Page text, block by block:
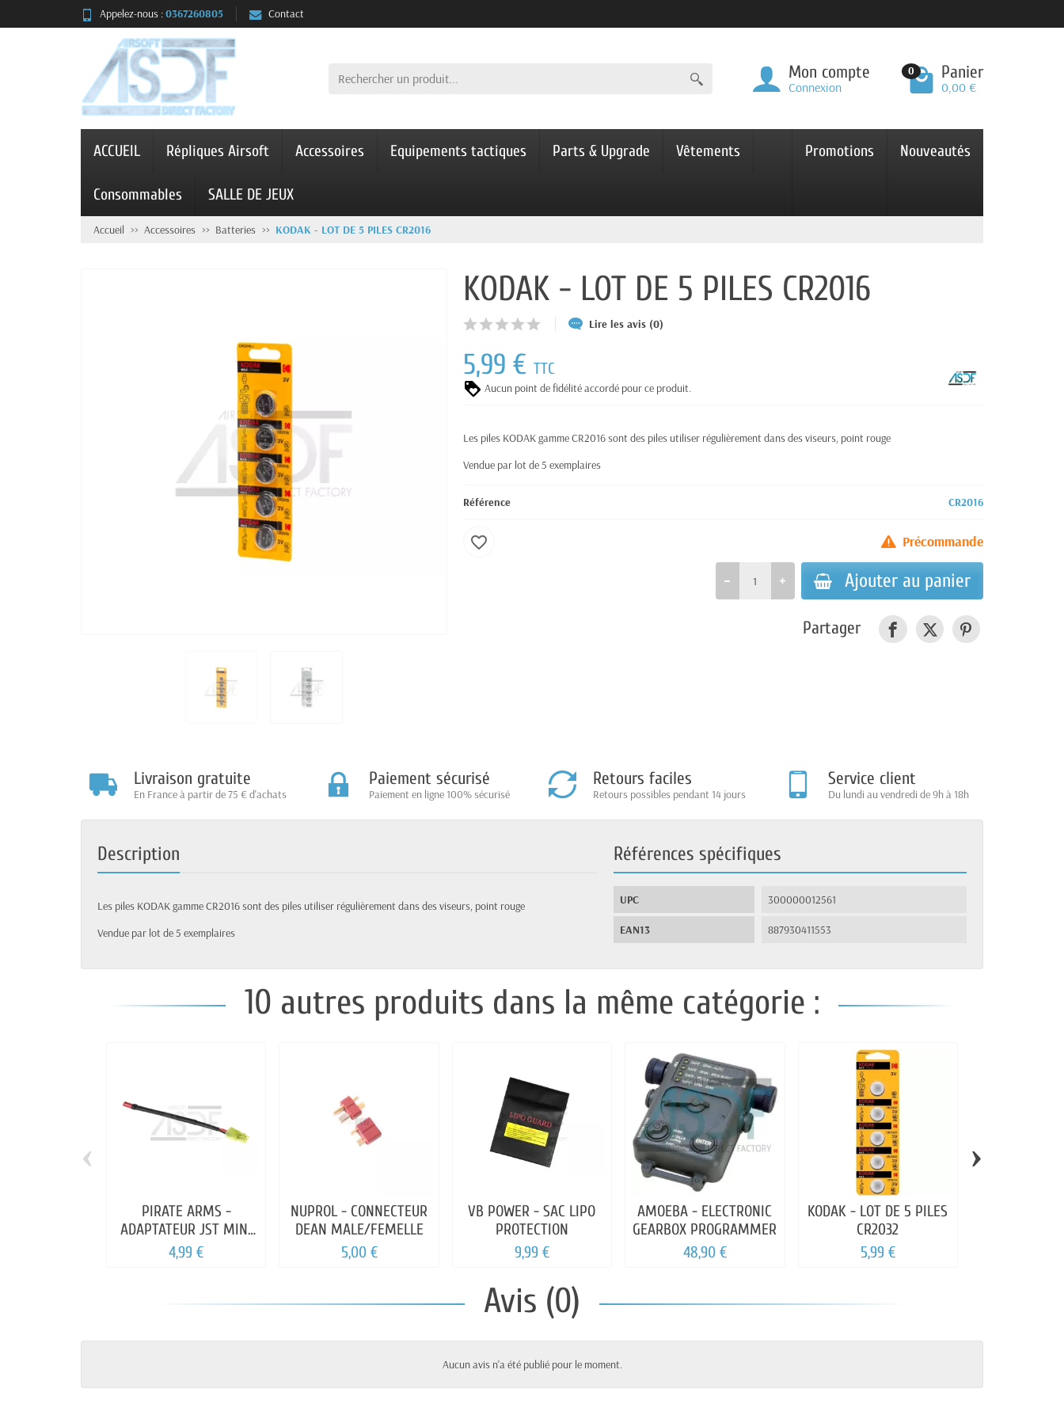
Appelez-nous :0367260805 Contact
Mon compte
Connexion
0 Panier
0,00 €
ACCUEIL Répliques Airsoft Accessoires Equipements tactiques Parts & Upgrade Vêtements
Consommables SALLE DE JEUX
Promotions Nouveautés
Accueil Accessoires Batteries KODAK - LOT DE 5 PILES CR2016
KODAK - LOT DE 5 PILES CR2016
Lire les avis (0)
5,99 €TTC
Aucun point de fidélité accordé pour ce produit.
Les piles KODAK gamme CR2016 sont des piles utiliser régulièrement dans des viseurs, point rouge
Vendue par lot de 5 exemplaires
Référence CR2016
Précommande
Ajouter au panier
favorite_border
Partager
Livraison gratuite
En France à partir de 75 € d'achats
Paiement sécurisé
Paiement en ligne 100% sécurisé
Retours faciles
Retours possibles pendant 14 jours
Service client
Du lundi au vendredi de 9h à 18h
Description
Les piles KODAK gamme CR2016 sont des piles utiliser régulièrement dans des viseurs, point rouge
Vendue par lot de 5 exemplaires
Références spécifiques
UPC 300000012561
EAN13 887930411553
10 autres produits dans la même catégorie :
PIRATE ARMS -
ADAPTATEUR JST MINI
TAMYA
4,99 €
NUPROL - CONNECTEUR
DEAN MALE/FEMELLE
5,00 €
VB POWER - SAC LIPO
PROTECTION
9,99 €
AMOEBA - ELECTRONIC
GEARBOX PROGRAMMER
48,90 €
KODAK - LOT DE 5 PILES
CR2032
5,99 €
‹ ›
Avis (0)
Aucun avis n'a été publié pour le moment.